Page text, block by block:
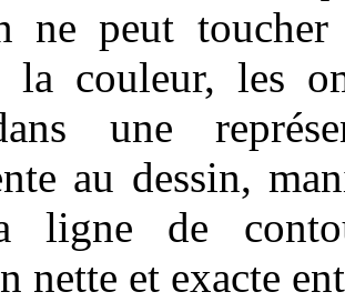
ne peut
la couleur, les
une
au dessin,
ligne de
nette et exacte